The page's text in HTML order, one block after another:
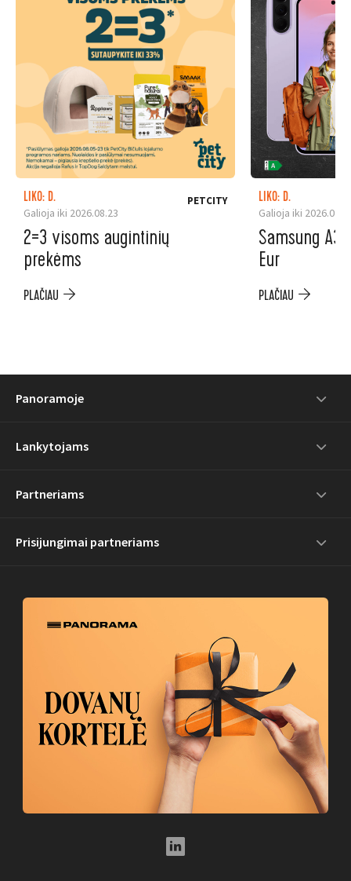
LIKO: D.
Galioja iki 2026.08.23
PETCITY
2=3 visoms augintinių
prekėms
PLAČIAU
LIKO: D.
Galioja iki
Samsung
Eur
PLAČIAU
Panoramoje
Lankytojams
Partneriams
Prisijungimai partneriams